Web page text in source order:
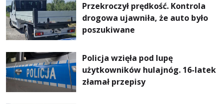
Przekroczył prędkość. Kontrola
drogowa ujawniła, że auto było
poszukiwane
Policja wzięła pod lupę
użytkowników hulajnóg. 16-latek
złamał przepisy